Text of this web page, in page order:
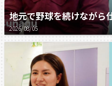
2026/08/05